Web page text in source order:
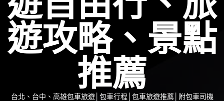
遊攻略、景點
推薦
台北、台中、高雄包車旅遊│包車行程│包車旅遊推薦│附包車司機